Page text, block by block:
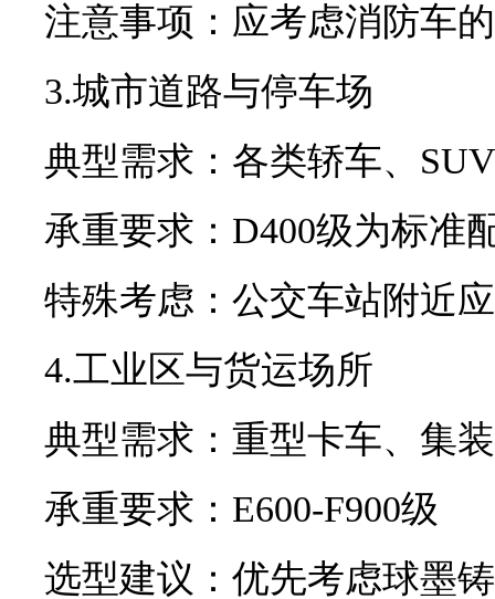
注意事项：应考虑消防车
3.城市道路与停车场
典型需求：各类轿车、
承重要求：D400级为标准
特殊考虑：公交车站附近
4.工业区与货运场所
典型需求：重型卡车、集
承重要求：E600-F900级
选型建议：优先考虑球墨